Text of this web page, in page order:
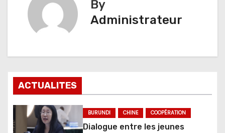
By
Administrateur
ACTUALITES
BURUNDI CHINE COOPÉRATION
Dialogue entre les jeunes